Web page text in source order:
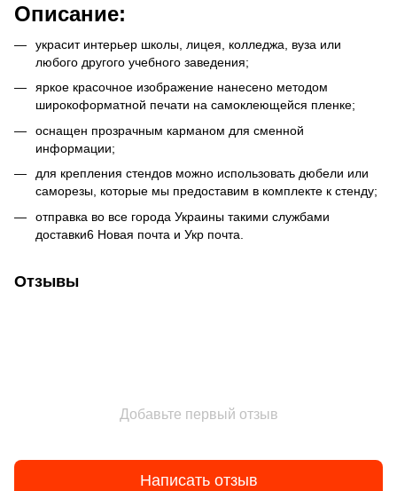
Описание:
украсит интерьер школы, лицея, колледжа, вуза или
любого другого учебного заведения;
яркое красочное изображение нанесено методом
широкоформатной печати на самоклеющейся пленке;
оснащен прозрачным карманом для сменной
информации;
для крепления стендов можно использовать дюбели или
саморезы, которые мы предоставим в комплекте к стенду;
отправка во все города Украины такими службами
доставки6 Новая почта и Укр почта.
Отзывы
Добавьте первый отзыв
Написать отзыв